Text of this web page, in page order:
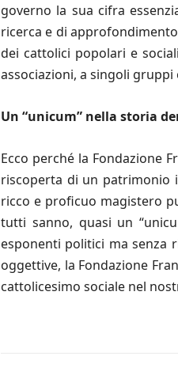
governo la sua cifra
ricerca e di
dei cattolici popolari e
associazioni, a singoli
Un “unicum” nella storia
Ecco perché la Fondazione
riscoperta di un patrimonio
ricco e proficuo magistero
tutti sanno, quasi un
esponenti politici ma senza
oggettive, la Fondazione
cattolicesimo sociale nel